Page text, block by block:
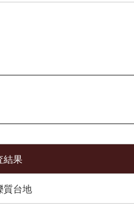
結果
質台地